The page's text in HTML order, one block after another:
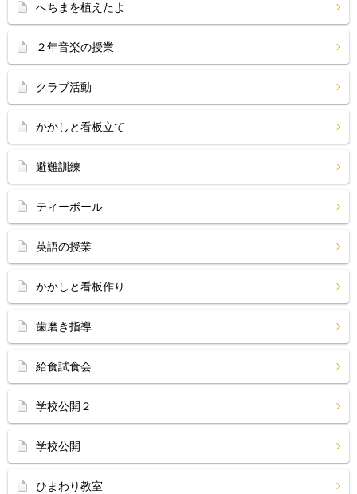
へちまを植えたよ
２年音楽の授業
クラブ活動
かかしと看板立て
避難訓練
ティーボール
英語の授業
かかしと看板作り
歯磨き指導
給食試食会
学校公開２
学校公開
ひまわり教室